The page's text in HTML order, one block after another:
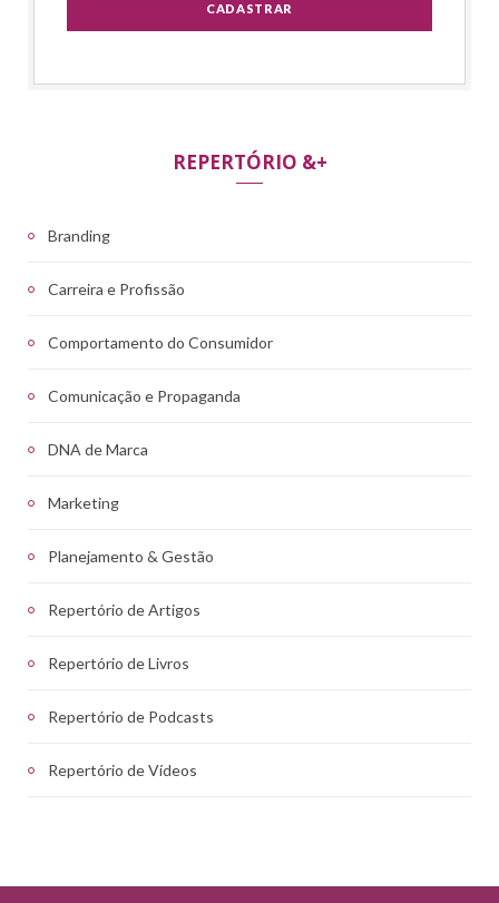
REPERTÓRIO &+
Branding
Carreira e Profissão
Comportamento do Consumidor
Comunicação e Propaganda
DNA de Marca
Marketing
Planejamento & Gestão
Repertório de Artigos
Repertório de Livros
Repertório de Podcasts
Repertório de Vídeos